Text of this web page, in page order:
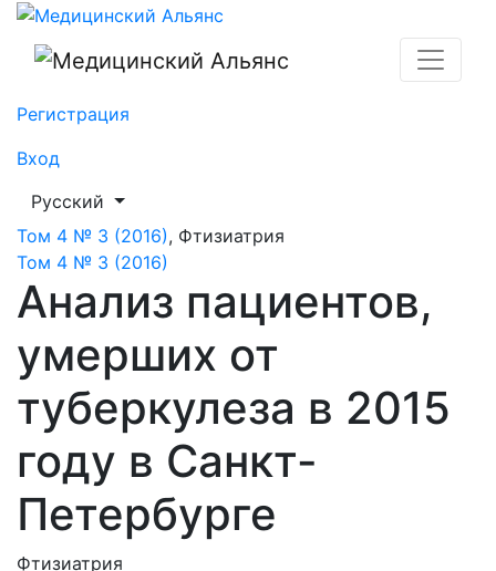
Анализ пациентов, умерших от туберкулеза в 2015
Регистрация
Вход
##plugins.themes.healthSciences.language.toggle##
Русский
Том 4 № 3 (2016), Фтизиатрия
Том 4 № 3 (2016)
Анализ пациентов,
умерших от
туберкулеза в 2015
году в Санкт-
Петербурге
Фтизиатрия